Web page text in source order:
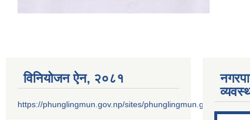
विनियोजन ऐन‚ २०८१
https://phunglingmun.gov.np/sites/phunglingmun.gov.np/files/